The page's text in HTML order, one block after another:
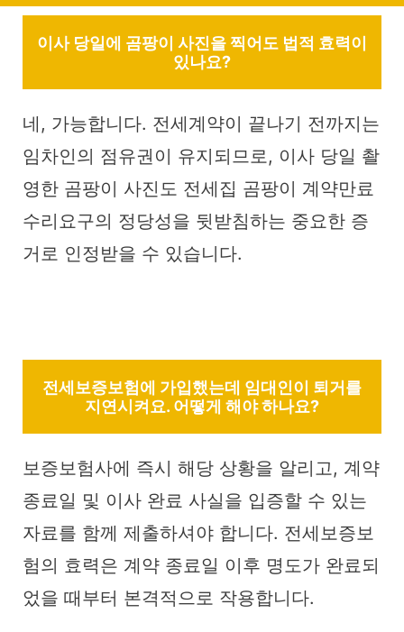
이사 당일에 곰팡이 사진을 찍어도 법적 효력이
있나요?
네, 가능합니다. 전세계약이 끝나기 전까지는
임차인의 점유권이 유지되므로, 이사 당일 촬
영한 곰팡이 사진도 전세집 곰팡이 계약만료
수리요구의 정당성을 뒷받침하는 중요한 증
거로 인정받을 수 있습니다.
전세보증보험에 가입했는데 임대인이 퇴거를
지연시켜요. 어떻게 해야 하나요?
보증보험사에 즉시 해당 상황을 알리고, 계약
종료일 및 이사 완료 사실을 입증할 수 있는
자료를 함께 제출하셔야 합니다. 전세보증보
험의 효력은 계약 종료일 이후 명도가 완료되
었을 때부터 본격적으로 작용합니다.